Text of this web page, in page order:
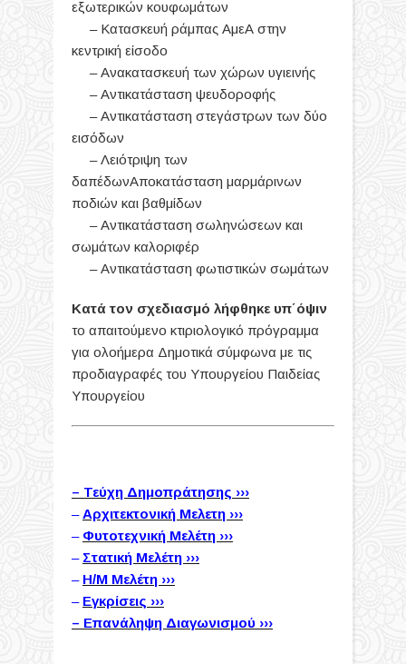
εξωτερικών κουφωμάτων
– Κατασκευή ράμπας ΑμεΑ στην
κεντρική είσοδο
– Ανακατασκευή των χώρων υγιεινής
– Αντικατάσταση ψευδοροφής
– Αντικατάσταση στεγάστρων των δύο
εισόδων
– Λειότριψη των
δαπέδωνΑποκατάσταση μαρμάρινων
ποδιών και βαθμίδων
– Αντικατάσταση σωληνώσεων και
σωμάτων καλοριφέρ
– Αντικατάσταση φωτιστικών σωμάτων
Κατά τον σχεδιασμό λήφθηκε υπ΄όψιν
το απαιτούμενο κτιριολογικό πρόγραμμα
για ολοήμερα Δημοτικά σύμφωνα με τις
προδιαγραφές του Υπουργείου Παιδείας
Υπουργείου
– Τεύχη Δημοπράτησης ›››
– Αρχιτεκτονική Μελετη ›››
– Φυτοτεχνική Μελέτη ›››
– Στατική Μελέτη ›››
– Η/Μ Μελέτη ›››
– Εγκρίσεις ›››
– Επανάληψη Διαγωνισμού ›››